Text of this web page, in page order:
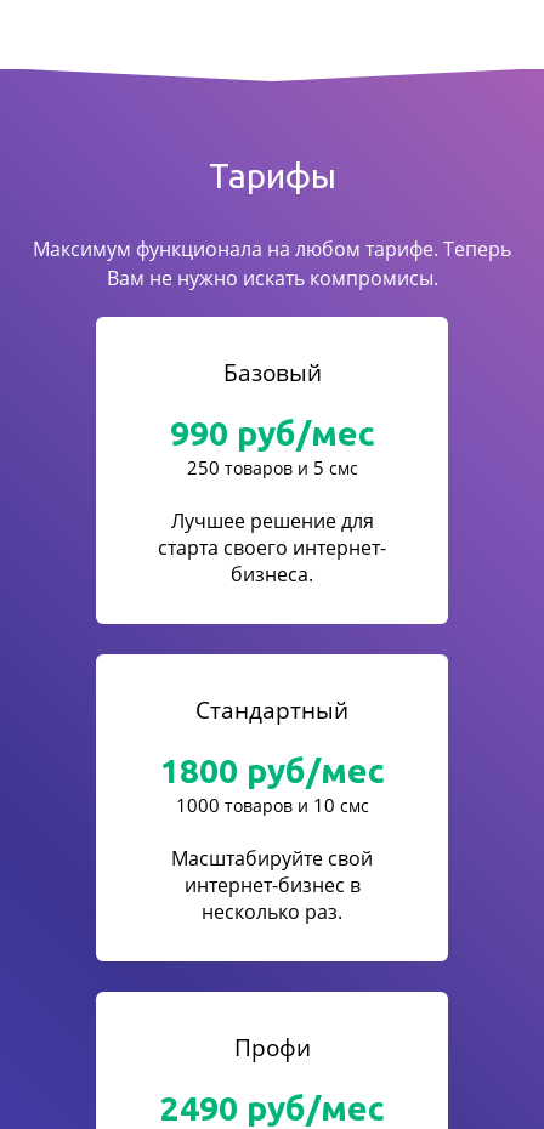
Тарифы
Максимум функционала на любом тарифе. Теперь
Вам не нужно искать компромисы.
Базовый
990 руб/мес
250 товаров и 5 смс
Лучшее решение для
старта своего интернет-
бизнеса.
Стандартный
1800 руб/мес
1000 товаров и 10 смс
Масштабируйте свой
интернет-бизнес в
несколько раз.
Профи
2490 руб/мес